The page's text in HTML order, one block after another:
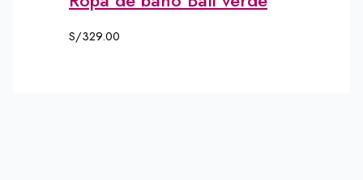
S/329.00